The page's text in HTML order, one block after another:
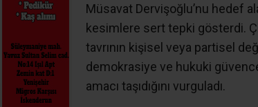
Müsavat Dervişoğlu’nu hedef
kesimlere sert tepki gösterdi.
tavrının kişisel veya partisel
demokrasiye ve hukuki
amacı taşıdığını vurguladı.